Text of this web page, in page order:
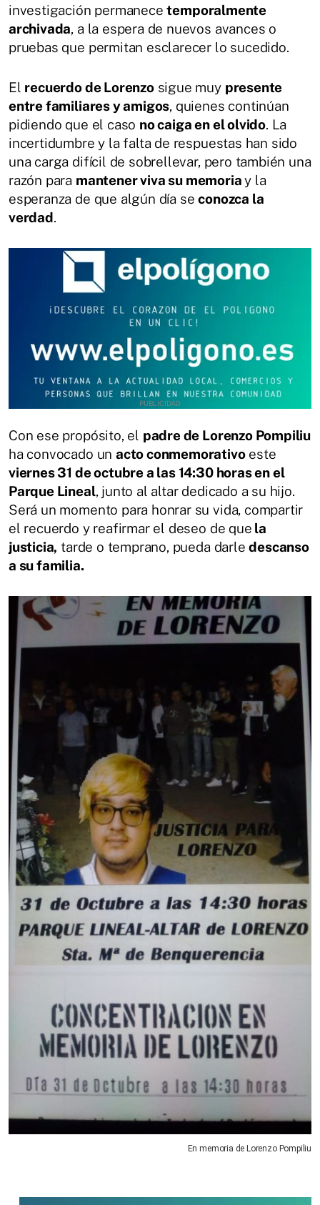
investigación permanecetemporalmente
archivada, a la espera de nuevos avances o
pruebas que permitan esclarecer lo sucedido.
El recuerdo de Lorenzosigue muy presente
entre familiares y amigos, quienes continúan
pidiendo que el caso no caiga en el olvido. La
incertidumbre y la falta de respuestas han sido
una carga difícil de sobrellevar, pero también una
razón para mantener viva su memoriay la
esperanza de que algún día seconozca la
verdad.
Con ese propósito, el padre de Lorenzo Pompiliu
ha convocado un acto conmemorativoeste
viernes 31 de octubre a las 14:30 horas en el
Parque Lineal, junto al altar dedicado a su hijo.
Será un momento para honrar su vida, compartir
el recuerdo y reafirmar el deseo de que la
justicia, tarde o temprano, pueda darledescanso
a su familia.
En memoria de Lorenzo Pompiliu